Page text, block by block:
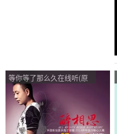
等你等了那么久在线听(原
唱是祁隆)，花开花落演唱
点播:60次